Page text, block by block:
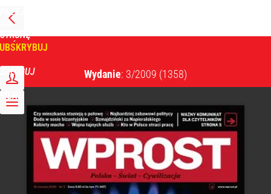
PRZEJDŹ
NA
STRONĘ
GŁÓWNĄ
ZALOGUJ
MENU
Wydanie: 3/2009 (1358)